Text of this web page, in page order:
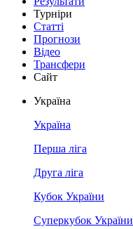
Турніри
Статті
Прогнози
Відео
Трансфери
Сайт
Україна
Україна
Перша ліга
Друга ліга
Кубок України
Суперкубок України